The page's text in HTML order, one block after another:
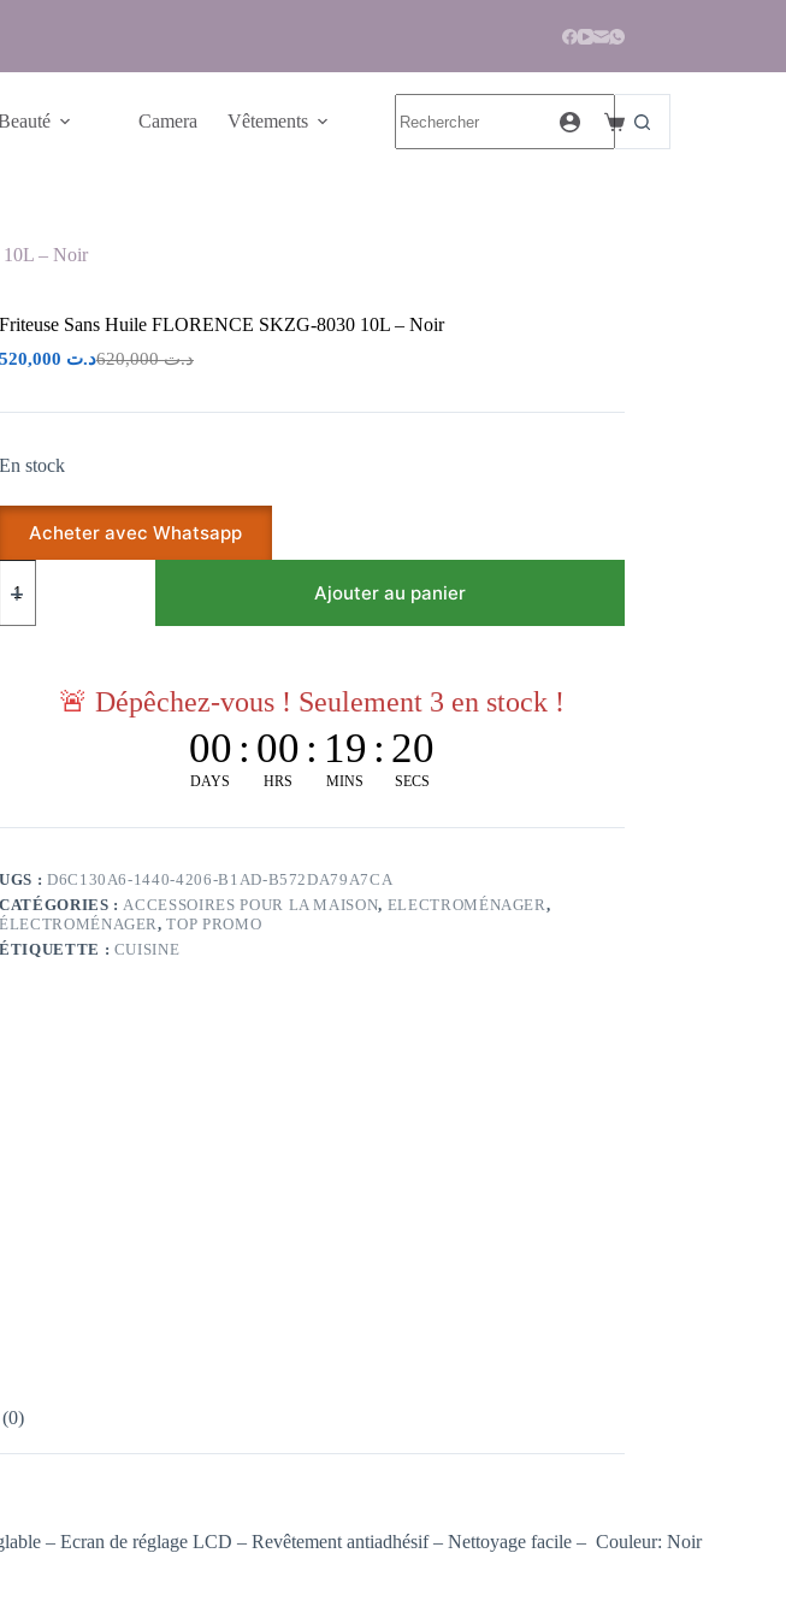
Camera Vêtements
10L – Noir
Friteuse Sans Huile FLORENCE SKZG-8030 10L – Noir
د.ت620,000 د.ت
En stock
Acheter avec Whatsapp
Ajouter au panier
🚨 Dépêchez-vous ! Seulement 3 en stock !
00
DAYS
: 00
HRS
: 19
MINS
: 19
SECS
UGS : D6C130A6-1440-4206-B1AD-B572DA79A7CA
CATÉGORIES :ACCESSOIRES POUR LA MAISON, ELECTROMÉNAGER,
ÉLECTROMÉNAGER,TOP PROMO
ÉTIQUETTE : CUISINE
– Ecran de réglage LCD – Revêtement antiadhésif – Nettoyage facile – Couleur: Noir